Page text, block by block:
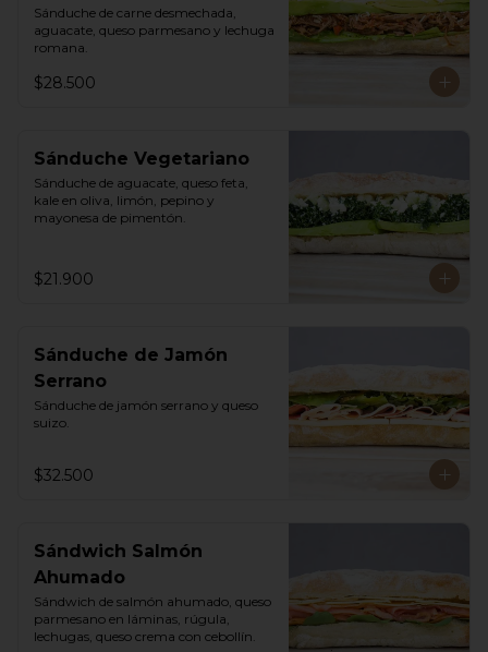
Sánduche de carne desmechada,
aguacate, queso parmesano y lechuga
romana.
$28.500
Sánduche Vegetariano
Sánduche de aguacate, queso feta,
kale en oliva, limón, pepino y
mayonesa de pimentón.
$21.900
Sánduche de Jamón
Serrano
Sánduche de jamón serrano y queso
suizo.
$32.500
Sándwich Salmón
Ahumado
Sándwich de salmón ahumado, queso
parmesano en láminas, rúgula,
lechugas, queso crema con cebollín.